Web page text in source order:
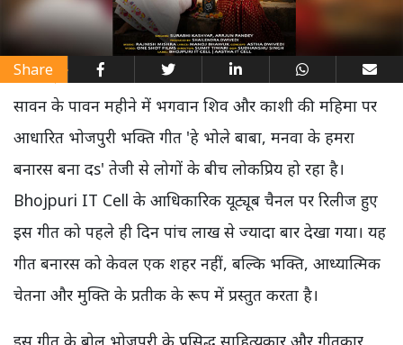
Share
सावन के पावन महीने में भगवान शिव और काशी की महिमा पर
आधारित भोजपुरी भक्ति गीत 'हे भोले बाबा, मनवा के हमरा
बनारस बना दs' तेजी से लोगों के बीच लोकप्रिय हो रहा है।
Bhojpuri IT Cell के आधिकारिक यूट्यूब चैनल पर रिलीज हुए
इस गीत को पहले ही दिन पांच लाख से ज्यादा बार देखा गया। यह
गीत बनारस को केवल एक शहर नहीं, बल्कि भक्ति, आध्यात्मिक
चेतना और मुक्ति के प्रतीक के रूप में प्रस्तुत करता है।